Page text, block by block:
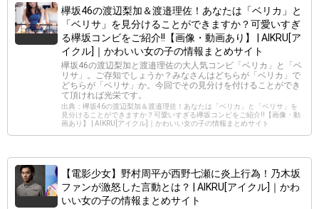
欅坂46の渡辺梨加＆渡邉理佐！あなたは「ベリカ」と
「ベリサ」を見分けることができますか？可愛いすぎ
る欅坂コンビをご紹介!!【画像・動画あり】 | AIKRU[ア
イクル]｜かわいい女の子の情報まとめサイト
欅坂46の渡辺梨加と渡邉理佐の大人気コンビ「ベリカ」と「ベ
リサ」。ご存知でしょうか？みなさんはどちらが「ベリカ」で
どちらが「ベリサ」か。今回でその見分けを付けることができ
て頂ければ光栄です。
出典：欅坂46の渡辺梨加＆渡邉理佐！あなたは「ベリカ」と「ベリサ」を
見分けることができますか？可愛いすぎる欅坂コンビをご紹介!!【画像・動
画あり】 | AIKRU[アイクル]｜かわいい女の子の情報まとめサイト
【電影少女】野村周平が西野七瀬に炎上行為！乃木坂
ファンが激怒した言動とは？ | AIKRU[アイクル]｜かわ
いい女の子の情報まとめサイト